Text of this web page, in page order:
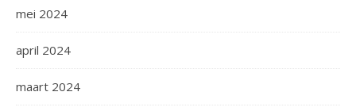
mei 2024
april 2024
maart 2024